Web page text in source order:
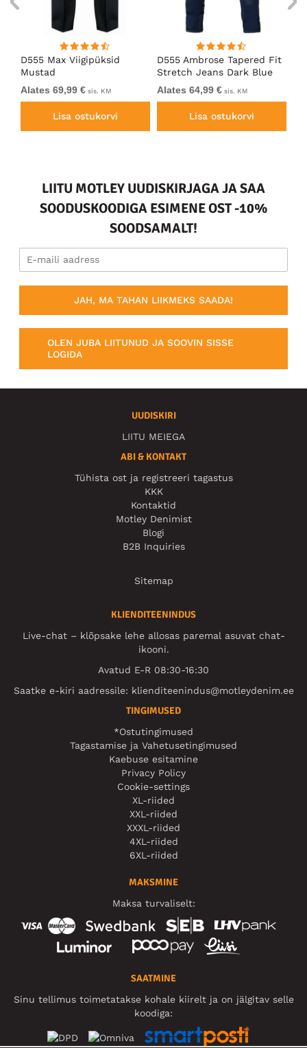
D555 Max Viigipüksid
Mustad
Alates 69,99 € sis. KM
Lisa ostukorvi
D555 Ambrose Tapered Fit
Stretch Jeans Dark Blue
Alates 64,99 € sis. KM
Lisa ostukorvi
LIITU MOTLEY UUDISKIRJAGA JA SAA
SOODUSKOODIGA ESIMENE OST -10%
SOODSAMALT!
JAH, MA TAHAN LIIKMEKS SAADA!
OLEN JUBA LIITUNUD JA SOOVIN SISSE
LOGIDA
UUDISKIRI
LIITU MEIEGA
ABI & KONTAKT
Tühista ost ja registreeri tagastus
KKK
Kontaktid
Motley Denimist
Blogi
B2B Inquiries
Sitemap
KLIENDITEENINDUS
Live-chat – klõpsake lehe allosas paremal asuvat chat-
ikooni.
Avatud E-R 08:30-16:30
Saatke e-kiri aadressile: klienditeenindus@motleydenim.ee
TINGIMUSED
*Ostutingimused
Tagastamise ja Vahetusetingimused
Kaebuse esitamine
Privacy Policy
Cookie-settings
XL-riided
XXL-riided
XXXL-riided
4XL-riided
6XL-riided
MAKSMINE
Maksa turvaliselt:
SAATMINE
Sinu tellimus toimetatakse kohale kiirelt ja on jälgitav selle
koodiga: